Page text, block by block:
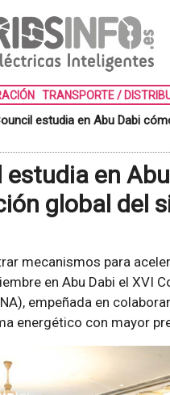
TRANSPORTE /
estudia en Abu Dabi
estudia en
global del
mecanismos para
en Abu Dabi el XVI
empeñada en
energético con mayor